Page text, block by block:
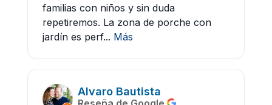
familias con niños y sin duda
repetiremos. La zona de porche con
jardín es perf... Más
Alvaro Bautista